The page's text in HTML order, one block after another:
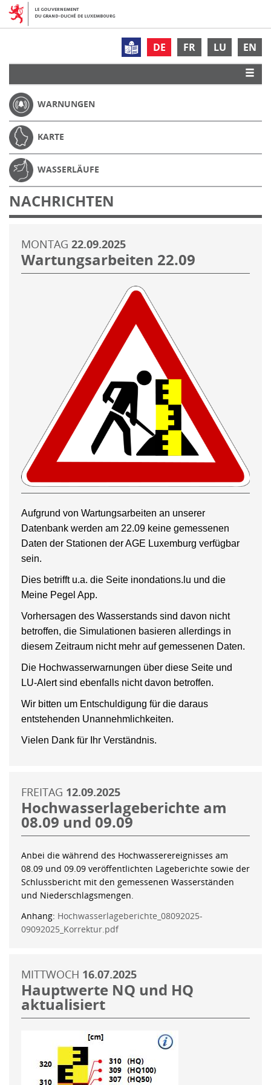
DE FR LU EN
WARNUNGEN
KARTE
WASSERLÄUFE
NACHRICHTEN
MONTAG 22.09.2025
Wartungsarbeiten 22.09
Aufgrund von Wartungsarbeiten an unserer
Datenbank werden am 22.09 keine gemessenen
Daten der Stationen der AGE Luxemburg verfügbar
sein.
Dies betrifft u.a. die Seite inondations.lu und die
Meine Pegel App.
Vorhersagen des Wasserstands sind davon nicht
betroffen, die Simulationen basieren allerdings in
diesem Zeitraum nicht mehr auf gemessenen Daten.
Die Hochwasserwarnungen über diese Seite und
LU-Alert sind ebenfalls nicht davon betroffen.
Wir bitten um Entschuldigung für die daraus
entstehenden Unannehmlichkeiten.
Vielen Dank für Ihr Verständnis.
FREITAG 12.09.2025
Hochwasserlageberichte am
08.09 und 09.09
Anbei die während des Hochwasserereignisses am
08.09 und 09.09 veröffentlichten Lageberichte sowie der
Schlussbericht mit den gemessenen Wasserständen
und Niederschlagsmengen.
Anhang: Hochwasserlageberichte_08092025-
09092025_Korrektur.pdf
MITTWOCH 16.07.2025
Hauptwerte NQ und HQ
aktualisiert